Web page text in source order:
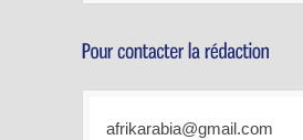
afrikarabia@gmail.com